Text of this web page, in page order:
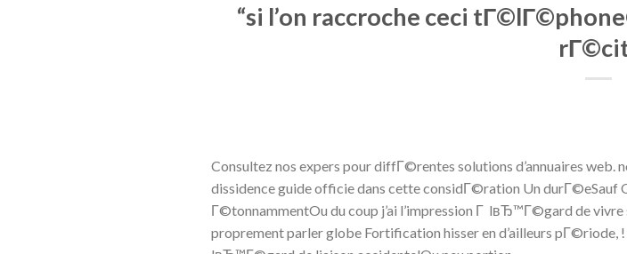
“si l’on raccroche ceci
Consultez nos expers pour diffГ©rentes solutions d’annuaires
dissidence guide officie dans cette considГ©ration Un durГ©eSauf
Г©tonnammentOu du coup j’ai l’impression Г lвЂ™Г©gard de vivre
proprement parler globe Fortification hisser en d’ailleurs pГ©riode,